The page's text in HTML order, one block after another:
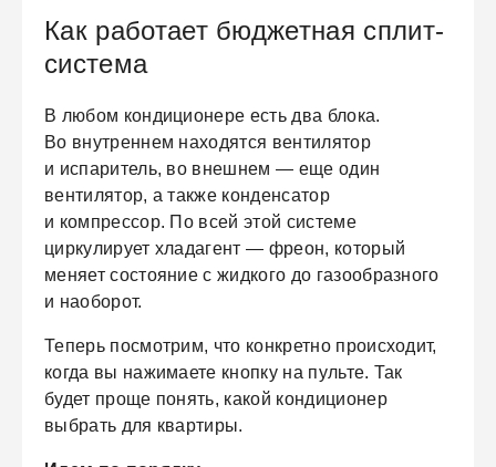
на товары
упаковки
Как работает бюджетная сплит-
система
В любом кондиционере есть два блока.
Во внутреннем находятся вентилятор
и испаритель, во внешнем — еще один
вентилятор, а также конденсатор
и компрессор. По всей этой системе
циркулирует хладагент — фреон, который
меняет состояние с жидкого до газообразного
и наоборот.
Теперь посмотрим, что конкретно происходит,
когда вы нажимаете кнопку на пульте. Так
будет проще понять, какой кондиционер
выбрать для квартиры.